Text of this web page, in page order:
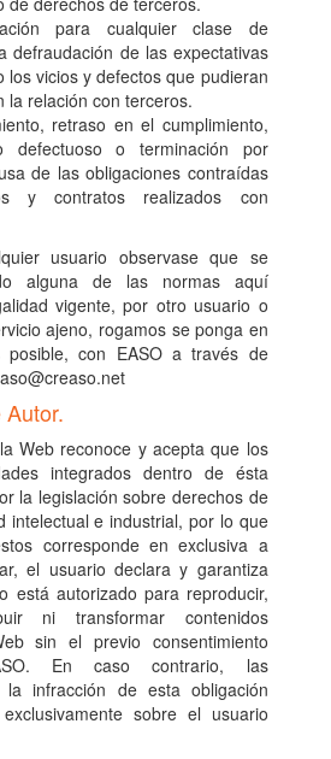
para cualquier clase de
defraudación de las expectativas
los vicios y defectos que pudieran
la relación con terceros.
retraso en el cumplimiento,
defectuoso o terminación por
de las obligaciones contraídas
y contratos realizados con
usuario observase que se
alguna de las normas aquí
vigente, por otro usuario o
ajeno, rogamos se ponga en
posible, con EASO a través de
Web reconoce y acepta que los
integrados dentro de ésta
la legislación sobre derechos de
intelectual e industrial, por lo que
corresponde en exclusiva a
el usuario declara y garantiza
está autorizado para reproducir,
ni transformar contenidos
sin el previo consentimiento
En caso contrario, las
la infracción de esta obligación
sobre el usuario